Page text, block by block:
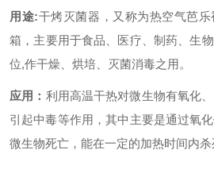
用途:干烤灭菌器，又称为热空气
箱，主要用于食品、医疗、制药
位,作干燥、烘培、灭菌消毒之用。
应用： 利用高温干热对微生物有氧化
引起中毒等作用，其中主要是通过氧
微生物死亡，能在一定的加热时间内杀